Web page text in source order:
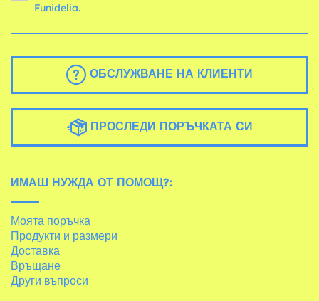
Funidelia.
ОБСЛУЖВАНЕ НА КЛИЕНТИ
ПРОСЛЕДИ ПОРЪЧКАТА СИ
ИМАШ НУЖДА ОТ ПОМОЩ?:
Моята поръчка
Продукти и размери
Доставка
Връщане
Други въпроси